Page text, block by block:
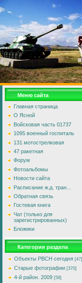
Меню сайта
Главная страница
О Ясной
Войсковая часть 01737
1095 военный госпиталь
131 мотострелковая
47 ракетная
Форум
Фотоальбомы
Новости сайта
Расписание ж.д. тран...
Обратная связь
Гостевая книга
Чат (только для
зарегистрированных)
Бложики
Категории раздела
Объекты РВСН сегодня [47]
Старые фотографии [370]
4-й район. 2009 [58]